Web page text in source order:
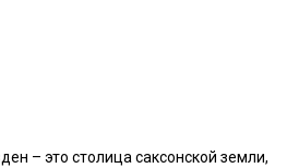
– это столица саксонской земли,